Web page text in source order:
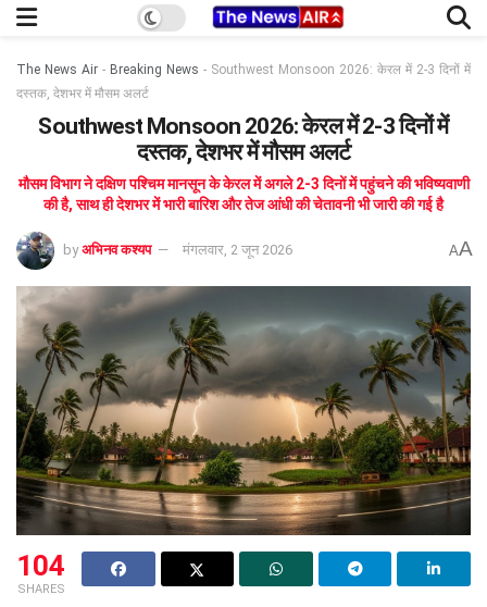
The News Air - Breaking News - Southwest Monsoon 2026: केरल में 2-3 दिनों में
दस्तक, देशभर में मौसम अलर्ट
Southwest Monsoon 2026: केरल में 2-3 दिनों में
दस्तक, देशभर में मौसम अलर्ट
मौसम विभाग ने दक्षिण पश्चिम मानसून के केरल में अगले 2-3 दिनों में पहुंचने की भविष्यवाणी
की है, साथ ही देशभर में भारी बारिश और तेज आंधी की चेतावनी भी जारी की गई है
by अभिनव कश्यप मंगलवार, 2 जून 2026 AA
104
SHARES